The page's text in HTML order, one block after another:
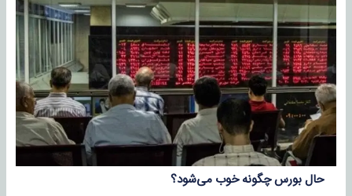
حال بورس چگونه خوب می‌شود؟